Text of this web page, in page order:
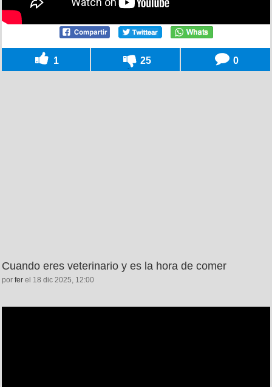
1 25 0
Cuando eres veterinario y es la hora de comer
por fer el 18 dic 2025, 12:00